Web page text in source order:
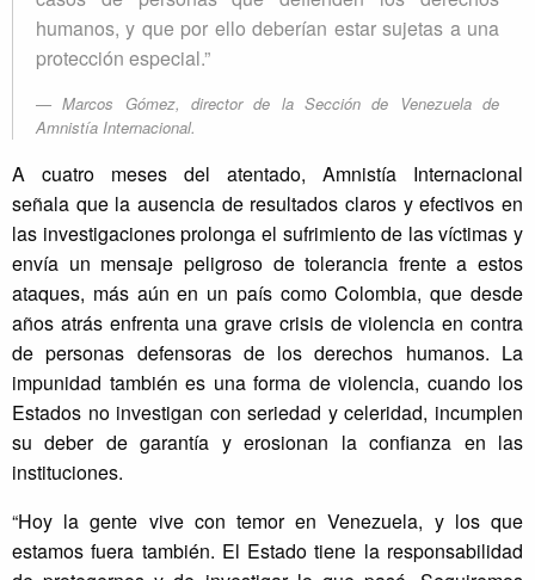
humanos, y que por ello deberían estar sujetas a una
protección especial.”
Marcos Gómez, director de la Sección de Venezuela de
Amnistía Internacional.
A cuatro meses del atentado, Amnistía Internacional
señala que la ausencia de resultados claros y efectivos en
las investigaciones prolonga el sufrimiento de las víctimas y
envía un mensaje peligroso de tolerancia frente a estos
ataques, más aún en un país como Colombia, que desde
años atrás enfrenta una grave crisis de violencia en contra
de personas defensoras de los derechos humanos. La
impunidad también es una forma de violencia, cuando los
Estados no investigan con seriedad y celeridad, incumplen
su deber de garantía y erosionan la confianza en las
instituciones.
“Hoy la gente vive con temor en Venezuela, y los que
estamos fuera también. El Estado tiene la responsabilidad